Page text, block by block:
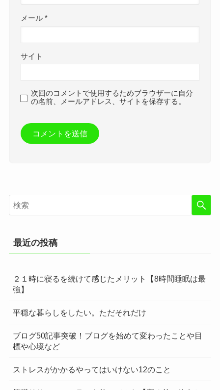
メール*
サイト
次回のコメントで使用するためブラウザーに自分
の名前、メールアドレス、サイトを保存する。
最近の投稿
２１時に寝るを続けて感じたメリット【8時間睡眠は最
強】
平穏な暮らしをしたい。ただそれだけ
ブログ50記事突破！ブログを始めて変わったことや目
標や心境など
ストレスがかかるやってはいけない12のこと